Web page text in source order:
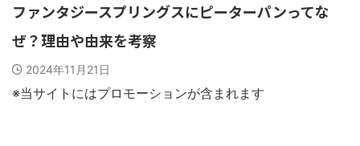
ファンタジースプリングスにピーターパンってな
ぜ？理由や由来を考察
2024年11月21日
※当サイトにはプロモーションが含まれます